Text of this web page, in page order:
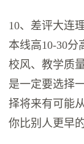
10、差评大连
本线高10-30
校风、教学质
是一定要选择
择将来有可能
你比别人更早